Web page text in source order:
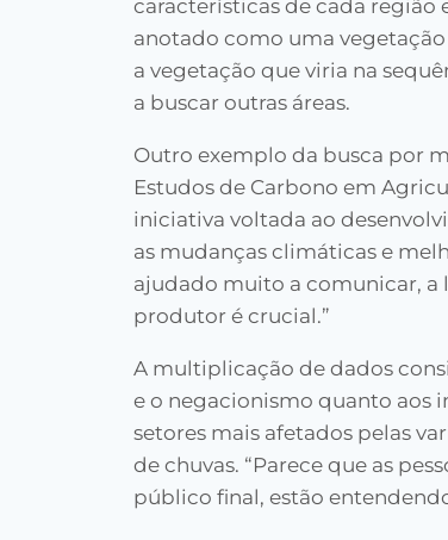
características de cada região
anotado como uma
a vegetação que viria na
a buscar outras áreas.
Outro exemplo da busca por
Estudos de Carbono em
iniciativa voltada ao
as mudanças climáticas e
ajudado muito a comunicar, a
produtor é crucial.”
A multiplicação de dados
e o negacionismo quanto aos
setores mais afetados pelas
de chuvas. “Parece que as
público final, estão